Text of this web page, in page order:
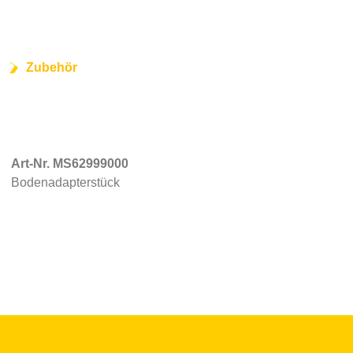
Zubehör
Art-Nr. MS62999000
Bodenadapterstück